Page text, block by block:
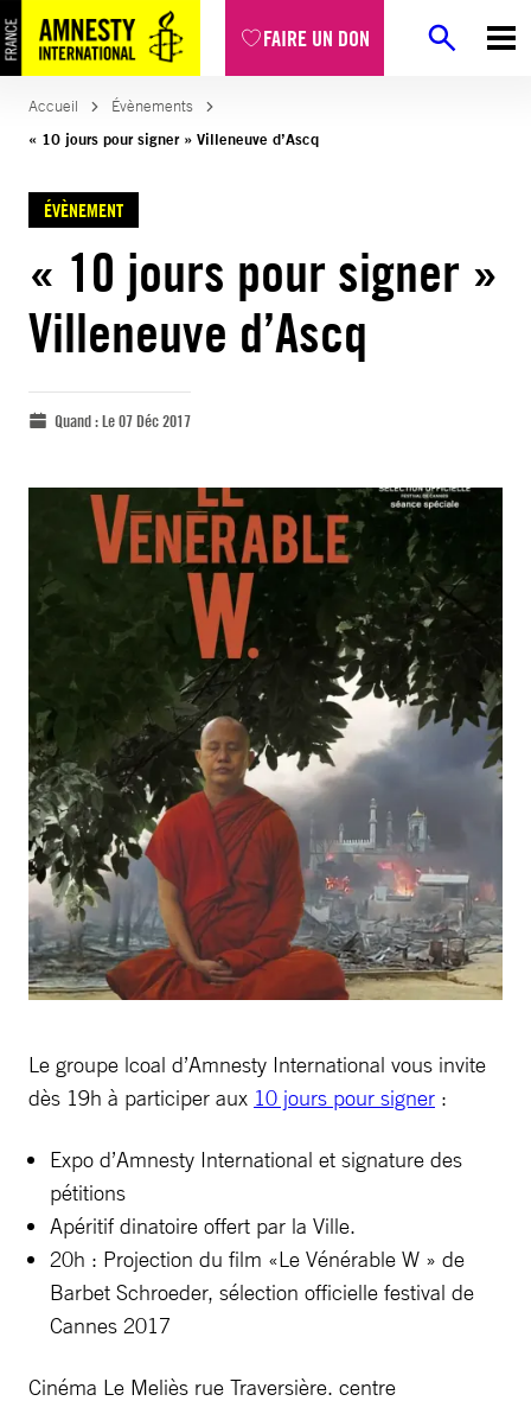
FAIRE UN DON
Accueil
Évènements
« 10 jours pour signer » Villeneuve d’Ascq
ÉVÈNEMENT
« 10 jours pour signer »
Villeneuve d’Ascq
Quand :Le 07 Déc 2017
Le groupe lcoal d’Amnesty International vous invite
dès 19h à participer aux 10 jours pour signer :
Expo d’Amnesty International et signature des
pétitions
Apéritif dinatoire offert par la Ville.
20h : Projection du film «Le Vénérable W » de
Barbet Schroeder, sélection officielle festival de
Cannes 2017
Cinéma Le Meliès rue Traversière. centre